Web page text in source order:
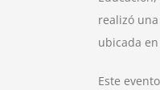
realizó
ubicada
Este